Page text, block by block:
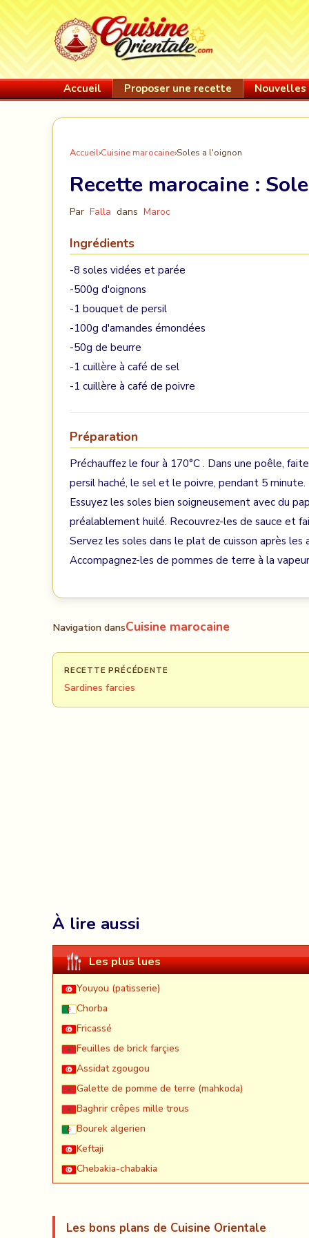
Accueil Proposer une recette
Accueil›Cuisine marocaine›Soles a l'oignon
Recette marocaine :
Par Falla dans Maroc
Ingrédients
-8 soles vidées et parée
-500g d'oignons
-1 bouquet de persil
-100g d'amandes émondées
-50g de beurre
-1 cuillère à café de sel
-1 cuillère à café de poivre
Préparation
Préchauffez le four à 170°C . Dans une poêle,
persil haché, le sel et le poivre, pendant 5 minute.
Essuyez les soles bien soigneusement avec du
préalablement huilé. Recouvrez-les de sauce et
Servez les soles dans le plat de cuisson après
Accompagnez-les de pommes de terre à la
Navigation dansCuisine marocaine
RECETTE PRÉCÉDENTE
Sardines farcies
À lire aussi
Les plus lues
Youyou (patisserie)
Chorba
Fricassé
Feuilles de brick farçies
Assidat zgougou
Galette de pomme de terre (mahkoda)
Baghrir crêpes mille trous
Bourek algerien
Keftaji
Chebakia-chabakia
Les bons plans de Cuisine Orientale